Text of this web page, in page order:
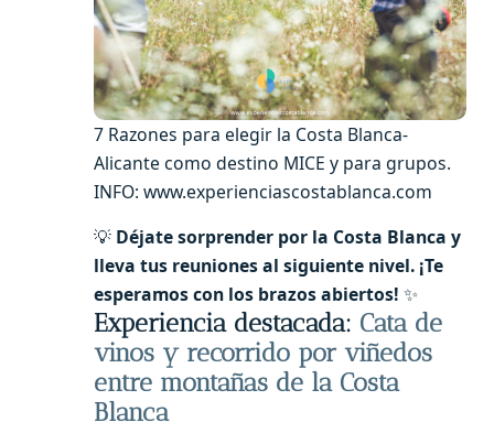
7 Razones para elegir la Costa Blanca-
Alicante como destino MICE y para grupos.
INFO: www.experienciascostablanca.com
💡 Déjate sorprender por la Costa Blanca y
lleva tus reuniones al siguiente nivel. ¡Te
esperamos con los brazos abiertos! ✨
Experiencia destacada: Cata de
vinos y recorrido por viñedos
entre montañas de la Costa
Blanca